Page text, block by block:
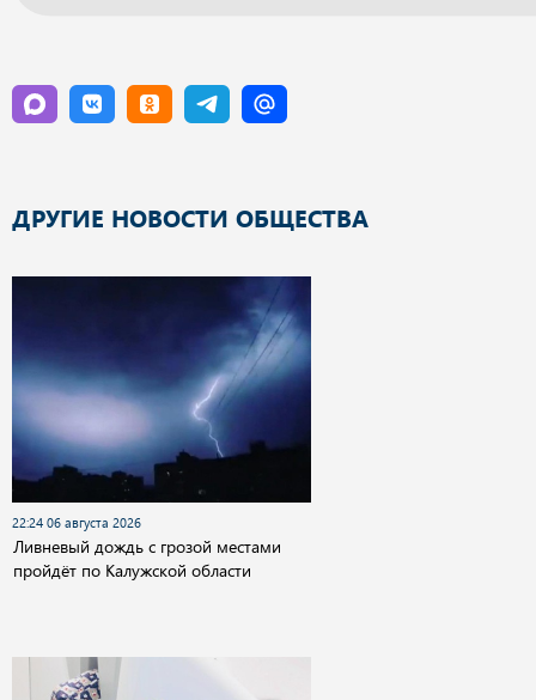
ДРУГИЕ НОВОСТИ ОБЩЕСТВА
22:24 06 августа 2026
Ливневый дождь с грозой местами
пройдёт по Калужской области